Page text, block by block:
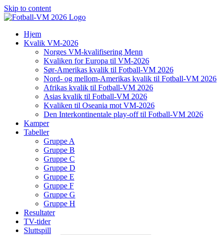
Skip to content
Hjem
Kvalik VM-2026
Norges VM-kvalifisering Menn
Kvaliken for Europa til VM-2026
Sør-Amerikas kvalik til Fotball-VM 2026
Nord- og mellom-Amerikas kvalik til Fotball-VM 2026
Afrikas kvalik til Fotball-VM 2026
Asias kvalik til Fotball-VM 2026
Kvaliken til Oseania mot VM-2026
Den Interkontinentale play-off til Fotball-VM 2026
Kamper
Tabeller
Gruppe A
Gruppe B
Gruppe C
Gruppe D
Gruppe E
Gruppe F
Gruppe G
Gruppe H
Resultater
TV-tider
Sluttspill